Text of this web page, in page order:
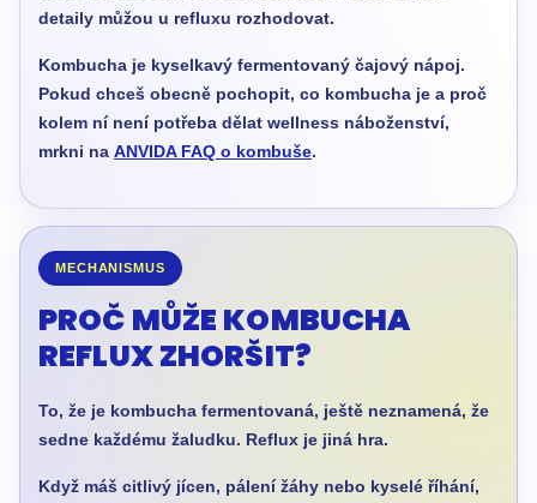
detaily můžou u refluxu rozhodovat.
Kombucha je kyselkavý fermentovaný čajový nápoj.
Pokud chceš obecně pochopit, co kombucha je a proč
kolem ní není potřeba dělat wellness náboženství,
mrkni na ANVIDA FAQ o kombuše.
MECHANISMUS
PROČ MŮŽE KOMBUCHA
REFLUX ZHORŠIT?
To, že je kombucha fermentovaná, ještě neznamená, že
sedne každému žaludku. Reflux je jiná hra.
Když máš citlivý jícen, pálení žáhy nebo kyselé říhání,